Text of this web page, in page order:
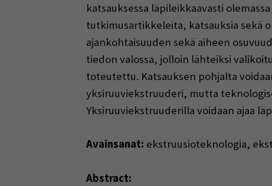
katsauksessa läpileikkaavasti
tutkimusartikkeleita, katsauksia sekä
ajankohtaisuuden sekä aiheen
tiedon valossa, jolloin lähteiksi
toteutettu. Katsauksen pohjalta
yksiruuviekstruuderi, mutta
Yksiruuviekstruuderilla voidaan ajaa
Avainsanat: ekstruusioteknologia,
Abstract: